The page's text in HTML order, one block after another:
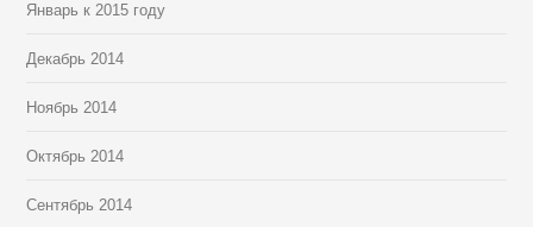
Январь к 2015 году
Декабрь 2014
Ноябрь 2014
Октябрь 2014
Сентябрь 2014